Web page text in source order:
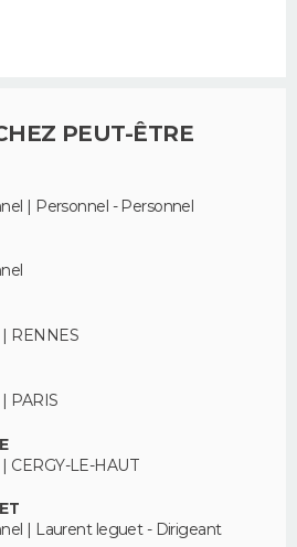
PEUT-ÊTRE
| Personnel - Personnel
RENNES
PARIS
CERGY-LE-HAUT
| Laurent leguet - Dirigeant